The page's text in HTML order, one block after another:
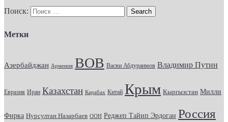
Поиск:
Метки
Азербайджан Армения ВОВ Васви Абдураимов Владимир Путин
Евразия Иран Казахстан Карабах Китай Крым Кыргызстан Милли
Фирка Нурсултан Назарбаев ООН Реджеп Тайип Эрдоган Россия